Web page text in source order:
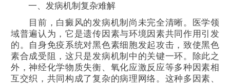
一、发病机制复杂难解
目前，白癜风的发病机制尚未完全清晰。医学领
域普遍认为，它是遗传因素与环境因素共同作用引发
的。自身免疫系统对黑色素细胞发起攻击，致使黑色
素合成受阻，这只是发病机制中的关键一环。除此之
外，神经化学物质失衡、氧化应激反应等多种因素相
互交织，共同构成了复杂的病理网络。这种多因素、